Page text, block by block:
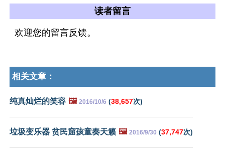
读者留言
欢迎您的留言反馈。
相关文章：
纯真灿烂的笑容 🖼️ 2016/10/6 (38,657次)
垃圾变乐器 贫民窟孩童奏天籁 🖼️ 2016/9/30 (37,747次)